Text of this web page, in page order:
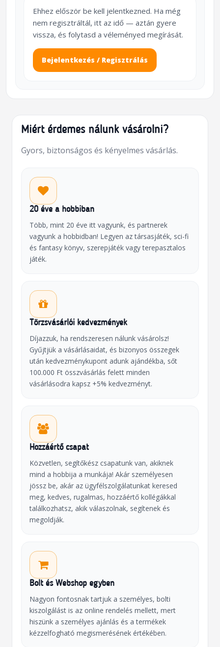
Ehhez először be kell jelentkezned. Ha még
nem regisztráltál, itt az idő — aztán gyere
vissza, és folytasd a véleményed megírását.
Bejelentkezés / Regisztrálás
Miért érdemes nálunk vásárolni?
Gyors, biztonságos és kényelmes vásárlás.
20 éve a hobbiban
Több, mint 20 éve itt vagyunk, és partnerek
vagyunk a hobbidban! Legyen az társasjáték, sci-fi
és fantasy könyv, szerepjáték vagy terepasztalos
játék.
Törzsvásárlói kedvezmények
Díjazzuk, ha rendszeresen nálunk vásárolsz!
Gyűjtjük a vásárlásaidat, és bizonyos összegek
után kedvezménykupont adunk ajándékba, sőt
100.000 Ft összvásárlás felett minden
vásárlásodra kapsz +5% kedvezményt.
Hozzáértő csapat
Közvetlen, segítőkész csapatunk van, akiknek
mind a hobbija a munkája! Akár személyesen
jössz be, akár az ügyfélszolgálatunkat keresed
meg, kedves, rugalmas, hozzáértő kollégákkal
találkozhatsz, akik válaszolnak, segítenek és
megoldják.
Bolt és Webshop egyben
Nagyon fontosnak tartjuk a személyes, bolti
kiszolgálást is az online rendelés mellett, mert
hiszünk a személyes ajánlás és a termékek
kézzelfogható megismerésének értékében.